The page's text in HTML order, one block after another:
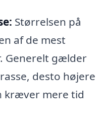
Størrelsen på
af de mest
Generelt gælder
desto højere
kræver mere tid